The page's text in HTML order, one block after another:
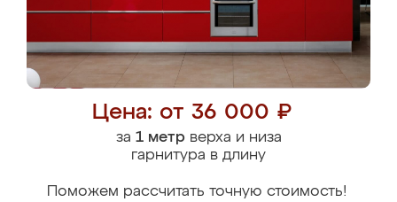
Цена: от 36 000 ₽
за 1 метрверха и низа
гарнитура в длину
Поможем рассчитать точную стоимость!